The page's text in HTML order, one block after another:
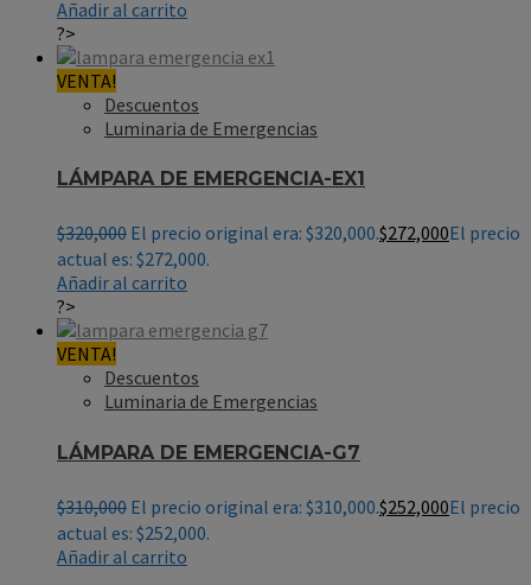
Añadir al carrito
?>
VENTA!
Descuentos
Luminaria de Emergencias
LÁMPARA DE EMERGENCIA-EX1
$320,000 El precio original era: $320,000.$272,000El precio
actual es: $272,000.
Añadir al carrito
?>
VENTA!
Descuentos
Luminaria de Emergencias
LÁMPARA DE EMERGENCIA-G7
$310,000 El precio original era: $310,000.$252,000El precio
actual es: $252,000.
Añadir al carrito